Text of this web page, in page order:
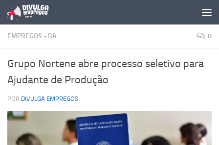
Skip to content
EMPREGOS - BA 0
Grupo Nortene abre processo seletivo para
Ajudante de Produção
POR DIVULGA EMPREGOS